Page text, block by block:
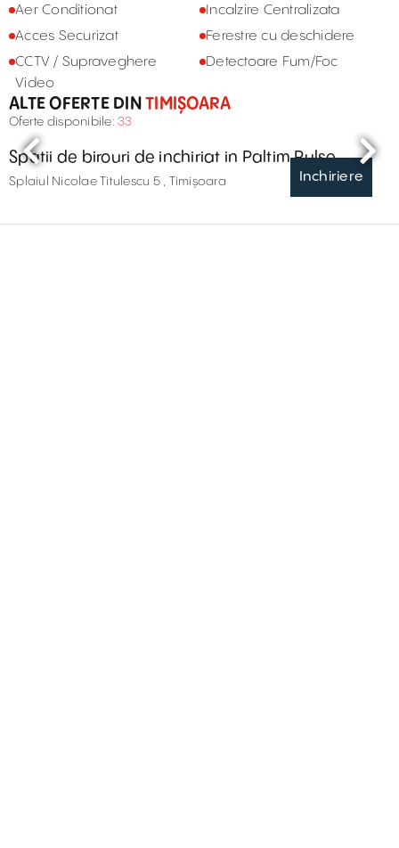
Aer Conditionat
Incalzire Centralizata
Acces Securizat
Ferestre cu deschidere
CCTV / Supraveghere
Video
Detectoare Fum/Foc
ALTE OFERTE DINTIMIȘOARA
Oferte disponibile: 33
Inchiriere
Spatii de birouri de inchiriat in Paltim Pulse
Splaiul Nicolae Titulescu 5 , Timișoara